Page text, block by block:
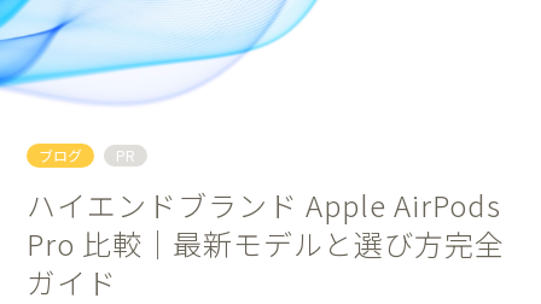
ブログ PR
ハイエンドブランド Apple AirPods
Pro 比較｜最新モデルと選び方完全
ガイド